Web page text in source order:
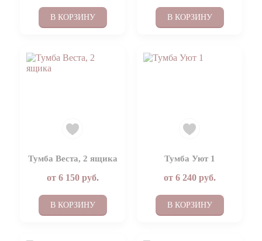
В КОРЗИНУ В КОРЗИНУ
Тумба Веста, 2 ящика
от 6 150руб.
В КОРЗИНУ
Тумба Уют 1
от 6 240руб.
В КОРЗИНУ